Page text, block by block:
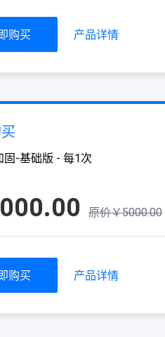
购买 产品详情
固-基础版 - 每1次
原价￥5000.00
购买 产品详情